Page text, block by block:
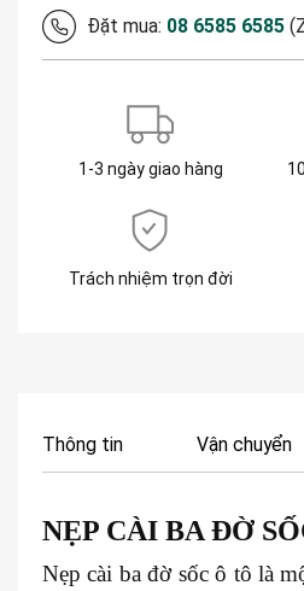
Đặt mua: 08 6585 6585
1-3 ngày giao hàng
Trách nhiệm trọn đời
Thông tin Vận chuyển
NẸP CÀI BA ĐỜ
Nẹp cài ba đờ sốc ô tô là